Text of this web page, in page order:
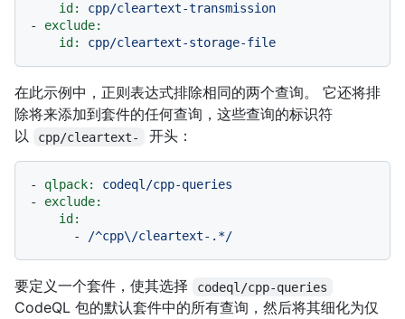
id:
cpp/cleartext-transmission
-
exclude:
id:
cpp/cleartext-storage-file
在此示例中，正则表达式排除相同的两个查询。 它还将排
除将来添加到套件的任何查询，这些查询的标识符
以
cpp/cleartext- 开头：
- qlpack:
codeql/cpp-queries
-
exclude:
id:
-
/^cpp\/cleartext-.*/
要定义一个套件，使其选择 codeql/cpp-queries
CodeQL 包的默认套件中的所有查询，然后将其细化为仅